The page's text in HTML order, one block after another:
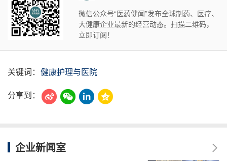
微信公众号“医药健闻”发布全球制药、医疗、
大健康企业最新的经营动态。扫描二维码，
立即订阅！
关键词： 健康护理与医院
分享到：
企业新闻室